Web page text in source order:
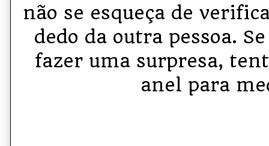
não se esqueça de
dedo da outra pessoa.
fazer uma surpresa,
anel para